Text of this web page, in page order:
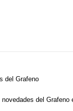
del Grafeno